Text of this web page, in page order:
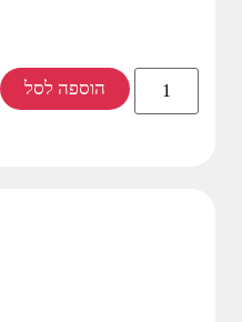
הוספה לסל